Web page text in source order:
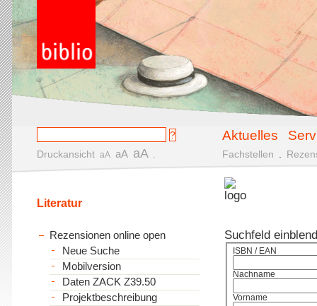
Aktuelles
Druckansicht aA aA aA Fachstellen
Suchfeld
ISBN / EAN
Nachname
Vorname
Literatur
Rezensionen online open
Neue Suche
Mobilversion
Daten ZACK Z39.50
Projektbeschreibung